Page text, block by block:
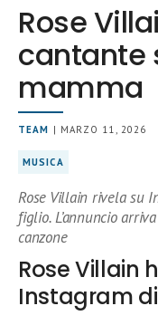
Rose
cantante
mamma
TEAM | MARZO 11, 2026
MUSICA
Rose Villain rivela su
figlio. L’annuncio
canzone
Rose Villain
Instagram